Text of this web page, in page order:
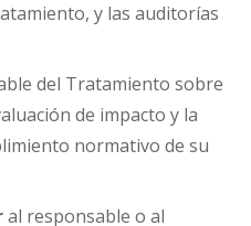
y las auditorías
del Tratamiento sobre
de impacto y la
normativo de su
al responsable o al